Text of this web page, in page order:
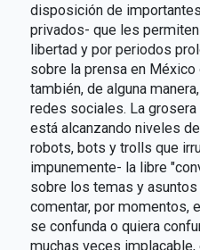
disposición de
privados- que les
libertad y por periodos
sobre la prensa en México
también, de alguna
redes sociales. La
está alcanzando niveles
robots, bots y trolls que
impunemente- la libre
sobre los temas y asuntos
comentar, por momentos,
se confunda o quiera
muchas veces